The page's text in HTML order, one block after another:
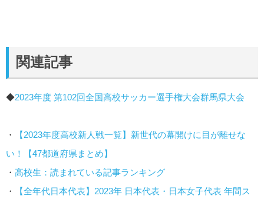
関連記事
◆2023年度 第102回全国高校サッカー選手権大会群馬県大会
・
【2023年度高校新人戦一覧】新世代の幕開けに目が離せな
い！【47都道府県まとめ】
・ 高校生：読まれている記事ランキング
・
【全年代日本代表】2023年 日本代表・日本女子代表 年間ス